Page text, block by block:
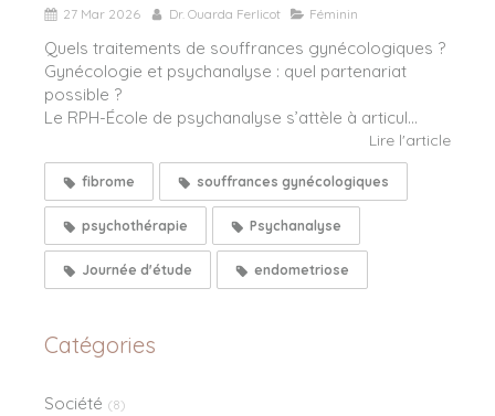
27 Mar 2026 Dr. Ouarda Ferlicot Féminin
Quels traitements de souffrances gynécologiques ?
Gynécologie et psychanalyse : quel partenariat
possible ?
Le RPH-École de psychanalyse s’attèle à articul...
Lire l'article
fibrome souffrances gynécologiques
psychothérapie Psychanalyse
Journée d'étude endometriose
Catégories
Société (8)